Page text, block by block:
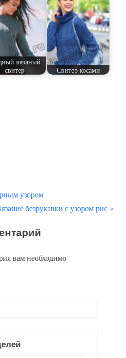
вязаный
свитер
Свитер косами
узором
безрукавки с узором рис
вам необходимо